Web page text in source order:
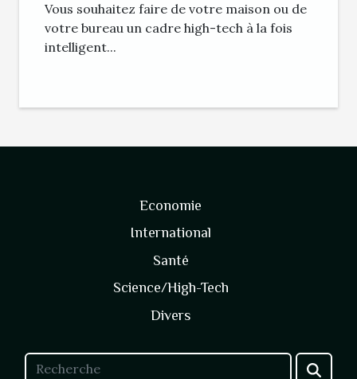
Vous souhaitez faire de votre maison ou de
votre bureau un cadre high-tech à la fois
intelligent...
Economie
International
Santé
Science/High-Tech
Divers